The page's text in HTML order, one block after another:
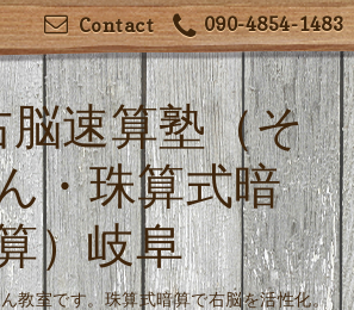
090-4854-1483
Contact
脳速算塾（そ
・珠算式暗
）岐阜
教室です。珠算式暗算で右脳を活性化。